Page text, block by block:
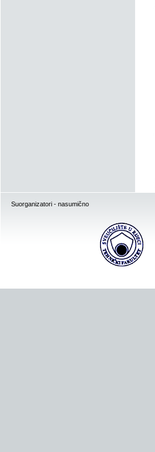
Suorganizatori - nasumično